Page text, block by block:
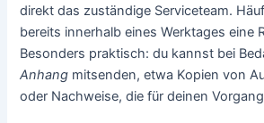
direkt das zuständige Serviceteam.
bereits innerhalb eines Werktages eine
Besonders praktisch: du kannst bei
Anhang mitsenden, etwa Kopien von
oder Nachweise, die für deinen